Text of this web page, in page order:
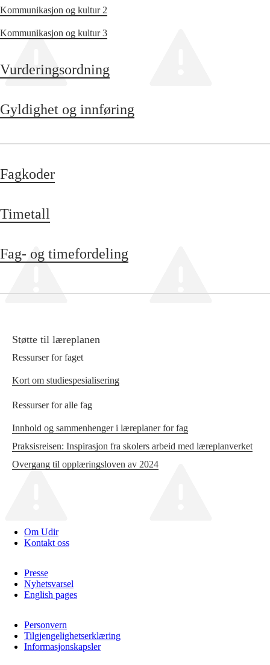
Kommunikasjon og kultur 2
Kommunikasjon og kultur 3
Vurderingsordning
Gyldighet og innføring
Fagkoder
Timetall
Fag- og timefordeling
Støtte til læreplanen
Ressurser for faget
Kort om studiespesialisering
Ressurser for alle fag
Innhold og sammenhenger i læreplaner for fag
Praksisreisen: Inspirasjon fra skolers arbeid med læreplanverket
Overgang til opplæringsloven av 2024
Om Udir
Kontakt oss
Presse
Nyhetsvarsel
English pages
Personvern
Tilgjengelighetserklæring
Informasjonskapsler